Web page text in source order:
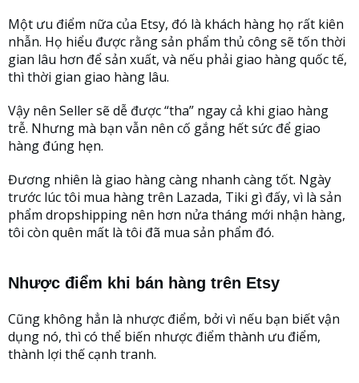
Một ưu điểm nữa của Etsy, đó là khách hàng họ rất kiên
nhẫn. Họ hiểu được rằng sản phẩm thủ công sẽ tốn thời
gian lâu hơn để sản xuất, và nếu phải giao hàng quốc tế,
thì thời gian giao hàng lâu.
Vậy nên Seller sẽ dễ được “tha” ngay cả khi giao hàng
trễ. Nhưng mà bạn vẫn nên cố gắng hết sức để giao
hàng đúng hẹn.
Đương nhiên là giao hàng càng nhanh càng tốt. Ngày
trước lúc tôi mua hàng trên Lazada, Tiki gì đấy, vì là sản
phẩm dropshipping nên hơn nửa tháng mới nhận hàng,
tôi còn quên mất là tôi đã mua sản phẩm đó.
Nhược điểm khi bán hàng trên Etsy
Cũng không hẳn là nhược điểm, bởi vì nếu bạn biết vận
dụng nó, thì có thể biến nhược điểm thành ưu điểm,
thành lợi thế cạnh tranh.